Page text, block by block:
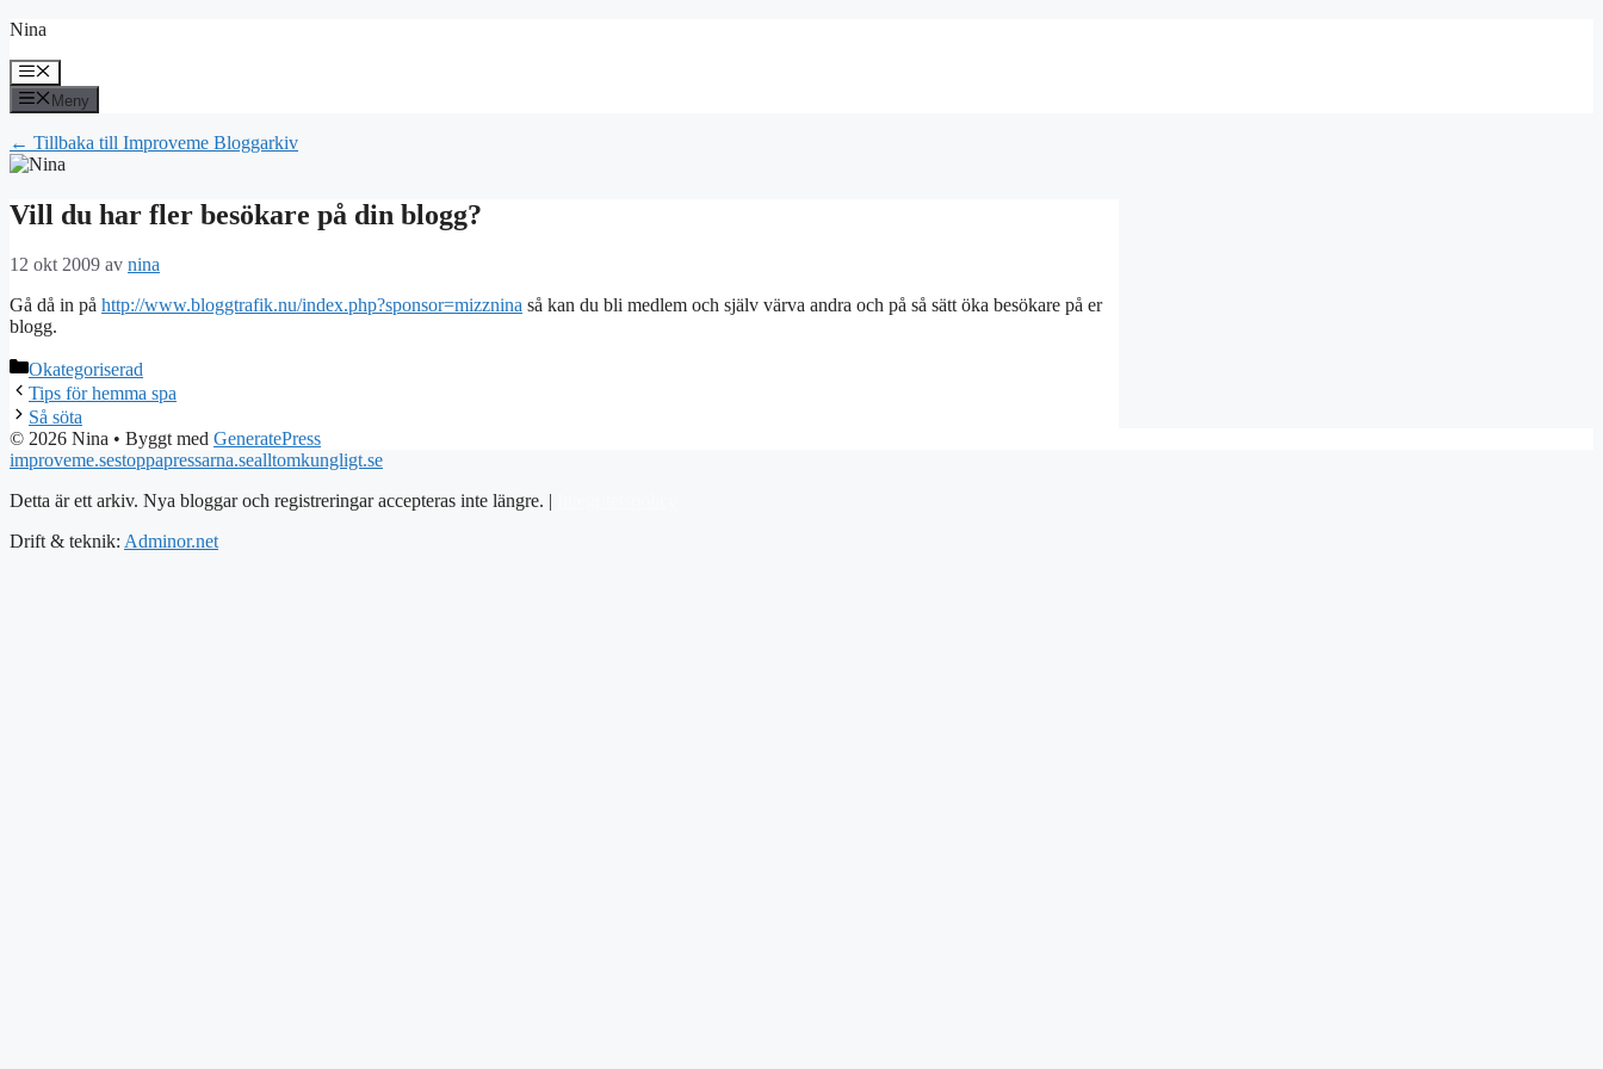
Hoppa
innehåll
Nina
Meny
Meny
← Tillbaka till Improveme Bloggarkiv
Vill du har fler besökare på din blogg?
12 okt 2009 av nina
Gå då in på http://www.bloggtrafik.nu/index.php?sponsor=mizznina så kan du bli medlem och själv värva andra och på så sätt öka besökare på er
blogg.
Kategorier
Okategoriserad
Tips för hemma spa
Så söta
© 2026 Nina • Byggt med GeneratePress
improveme.sestoppapressarna.sealltomkungligt.se
Detta är ett arkiv. Nya bloggar och registreringar accepteras inte längre. |
Drift & teknik: Adminor.net